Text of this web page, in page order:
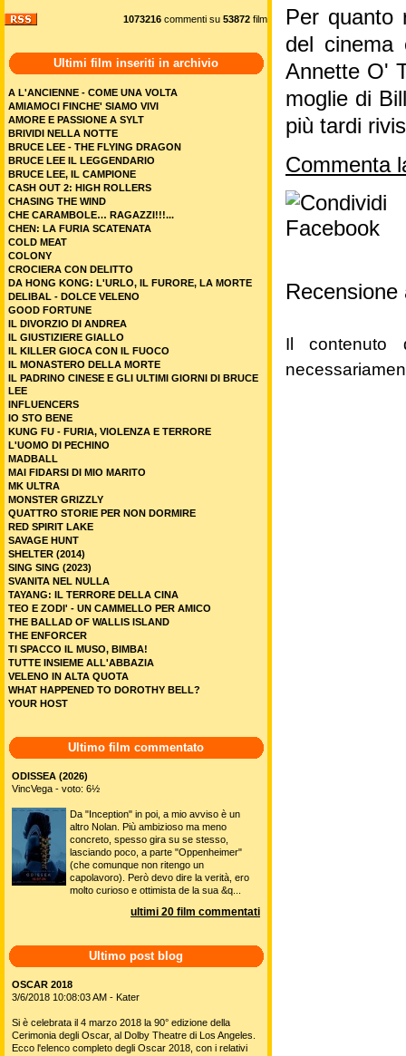
Per
del cinema
Annette O'
moglie di
più tardi
Commenta
Il contenuto
1073216 commenti su 53872 film
Ultimi film inseriti in archivio
A L'ANCIENNE - COME UNA VOLTA
AMIAMOCI FINCHE' SIAMO VIVI
AMORE E PASSIONE A SYLT
BRIVIDI NELLA NOTTE
BRUCE LEE - THE FLYING DRAGON
BRUCE LEE IL LEGGENDARIO
BRUCE LEE, IL CAMPIONE
CASH OUT 2: HIGH ROLLERS
CHASING THE WIND
CHE CARAMBOLE… RAGAZZI!!!...
CHEN: LA FURIA SCATENATA
COLD MEAT
COLONY
CROCIERA CON DELITTO
DA HONG KONG: L'URLO, IL FURORE, LA MORTE
DELIBAL - DOLCE VELENO
GOOD FORTUNE
IL DIVORZIO DI ANDREA
IL GIUSTIZIERE GIALLO
IL KILLER GIOCA CON IL FUOCO
IL MONASTERO DELLA MORTE
IL PADRINO CINESE E GLI ULTIMI GIORNI DI BRUCE
LEE
INFLUENCERS
IO STO BENE
KUNG FU - FURIA, VIOLENZA E TERRORE
L'UOMO DI PECHINO
MADBALL
MAI FIDARSI DI MIO MARITO
MK ULTRA
MONSTER GRIZZLY
QUATTRO STORIE PER NON DORMIRE
RED SPIRIT LAKE
SAVAGE HUNT
SHELTER (2014)
SING SING (2023)
SVANITA NEL NULLA
TAYANG: IL TERRORE DELLA CINA
TEO E ZODI' - UN CAMMELLO PER AMICO
THE BALLAD OF WALLIS ISLAND
THE ENFORCER
TI SPACCO IL MUSO, BIMBA!
TUTTE INSIEME ALL'ABBAZIA
VELENO IN ALTA QUOTA
WHAT HAPPENED TO DOROTHY BELL?
YOUR HOST
Ultimo film commentato
ODISSEA (2026)
VincVega - voto: 6½
Da "Inception" in poi, a mio avviso è un
altro Nolan. Più ambizioso ma meno
concreto, spesso gira su se stesso,
lasciando poco, a parte "Oppenheimer"
(che comunque non ritengo un
capolavoro). Però devo dire la verità, ero
molto curioso e ottimista de la sua &q...
ultimi 20 film commentati
Ultimo post blog
OSCAR 2018
3/6/2018 10:08:03 AM - Kater
Si è celebrata il 4 marzo 2018 la 90° edizione della
Cerimonia degli Oscar, al Dolby Theatre di Los Angeles.
Ecco l'elenco completo degli Oscar 2018, con i relativi